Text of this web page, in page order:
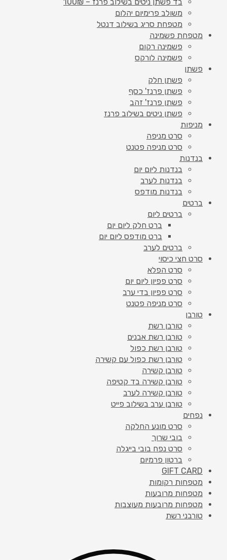
משולב פרימיום יהלום
מטפחת סריג בשילוב דנטל
מטפחת פשמינה
פשמינה רקום
פשמינה לורקס
פשתן
פשתן חלק
פשתן פרנז' כסף
פשתן פרנז' זהב
פשתן ניטים בשילוב פרנז
מניפות
סרט מניפה
סרט מניפה פטנט
בנדנות
בנדנות ליום יום
בנדנות לערב
בנדנות מודפס
ברטים
ברטים ליום
ברט חלק ליום יום
ברט מודפס ליום יום
ברטים לערב
סרט חצי כיסוי
סרט הפלא
סרט פפיון ליום יום
סרט פפיון בדי ערב
סרט מניפה פטנט
טורבן
טורבן רשת
טורבן רשת אבנים
טורבן רשת כפול
טורבן רשת כפול עם קשירה
טורבן קשירה
טורבן קשירה בד קטיפה
טורבן קשירה לערב
טורבן ערב בשילוב פייט
נפחים
סרט מונע החלקה
בובי שרוך
סרט נפח בובי בייגלה
ברטון פרמיום
GIFT CARD
מטפחות רקומות
מטפחות מרובעות
מטפחות מרובעות מעוצבות
טורבני רשת